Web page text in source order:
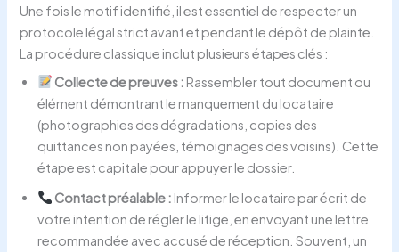
Une fois le motif identifié, il est essentiel de respecter un
protocole légal strict avant et pendant le dépôt de plainte.
La procédure classique inclut plusieurs étapes clés :
Collecte de preuves : Rassembler tout document ou
élément démontrant le manquement du locataire
(photographies des dégradations, copies des
quittances non payées, témoignages des voisins). Cette
étape est capitale pour appuyer le dossier.
Contact préalable : Informer le locataire par écrit de
votre intention de régler le litige, en envoyant une lettre
recommandée avec accusé de réception. Souvent, un